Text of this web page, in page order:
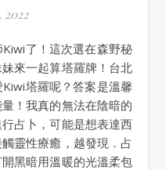
2022
來一起算塔羅牌！台北
塔羅呢？答案是溫馨
！我真的無法在陰暗的
占卜，可能是想表達西
靈性療癒，越發現．占
黑暗用溫暖的光溫柔包